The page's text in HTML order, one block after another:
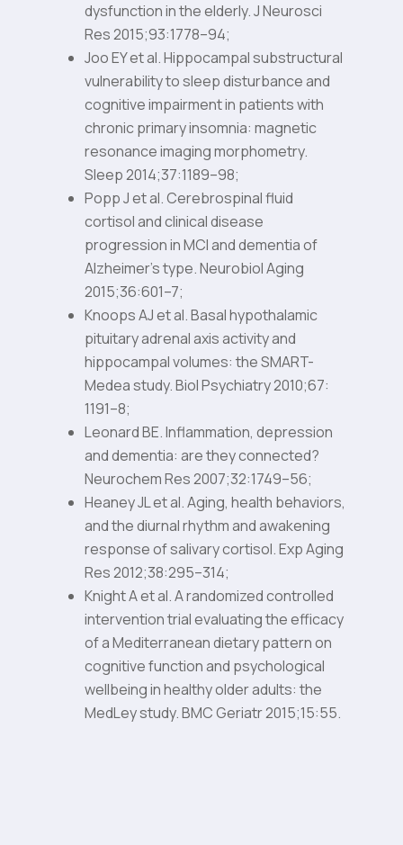
dysfunction in the elderly. J Neurosci
Res 2015;93:1778–94;
Joo EY et al. Hippocampal substructural
vulnerability to sleep disturbance and
cognitive impairment in patients with
chronic primary insomnia: magnetic
resonance imaging morphometry.
Sleep 2014;37:1189–98;
Popp J et al. Cerebrospinal fluid
cortisol and clinical disease
progression in MCI and dementia of
Alzheimer’s type. Neurobiol Aging
2015;36:601–7;
Knoops AJ et al. Basal hypothalamic
pituitary adrenal axis activity and
hippocampal volumes: the SMART-
Medea study. Biol Psychiatry 2010;67:
1191–8;
Leonard BE. Inflammation, depression
and dementia: are they connected?
Neurochem Res 2007;32:1749–56;
Heaney JL et al. Aging, health behaviors,
and the diurnal rhythm and awakening
response of salivary cortisol. Exp Aging
Res 2012;38:295–314;
Knight A et al. A randomized controlled
intervention trial evaluating the efficacy
of a Mediterranean dietary pattern on
cognitive function and psychological
wellbeing in healthy older adults: the
MedLey study. BMC Geriatr 2015;15:55.